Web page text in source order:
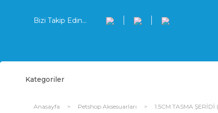
Bizi Takip Edin...
Kategoriler
Anasayfa Petshop Aksesuarları 1.5CM TASMA ŞERİDİ